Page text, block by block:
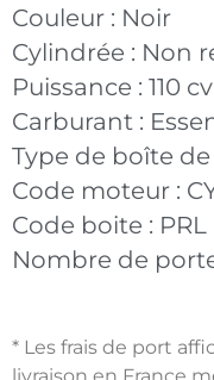
Couleur : Noir
Cylindrée : Non
Puissance : 110 cv
Carburant :
Type de boîte de
Code moteur :
Code boite : PRL
Nombre de
* Les frais de port